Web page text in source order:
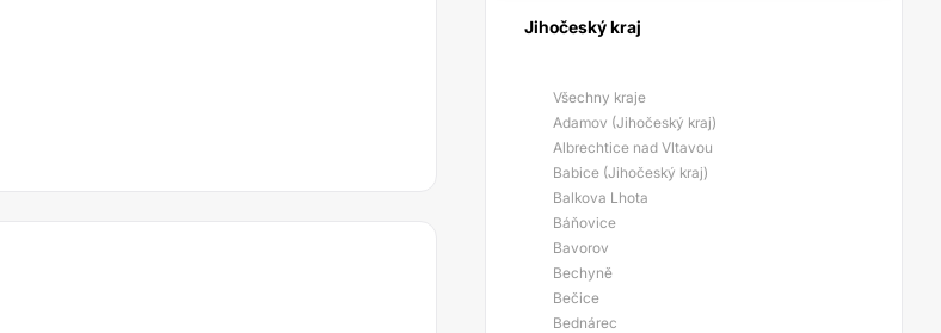
Jihočeský kraj
Všechny kraje
Adamov (Jihočeský kraj)
Albrechtice nad Vltavou
Babice (Jihočeský kraj)
Balkova Lhota
Báňovice
Bavorov
Bechyně
Bečice
Bednárec